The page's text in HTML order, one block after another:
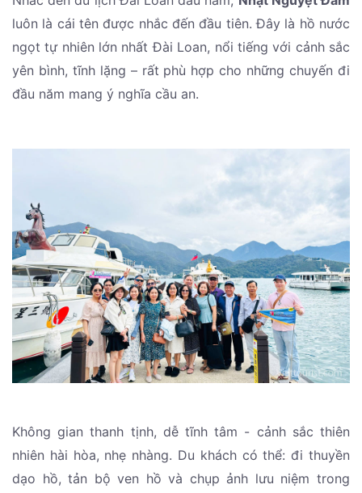
luôn là cái tên được nhắc đến đầu tiên. Đây là hồ nước
ngọt tự nhiên lớn nhất Đài Loan, nổi tiếng với cảnh sắc
yên bình, tĩnh lặng – rất phù hợp cho những chuyến đi
đầu năm mang ý nghĩa cầu an.
Không gian thanh tịnh, dễ tĩnh tâm - cảnh sắc thiên
nhiên hài hòa, nhẹ nhàng. Du khách có thể: đi thuyền
dạo hồ, tản bộ ven hồ và chụp ảnh lưu niệm trong